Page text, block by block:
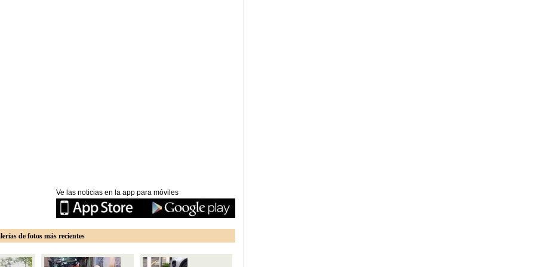
Ve las noticias en la app para móviles
de fotos más recientes